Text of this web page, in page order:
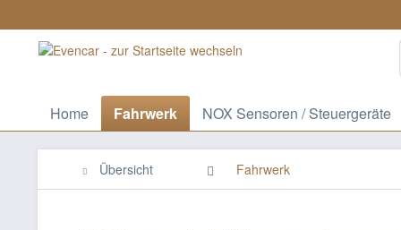
Home Fahrwerk NOX Sensoren / Steuergeräte
Übersicht Fahrwerk